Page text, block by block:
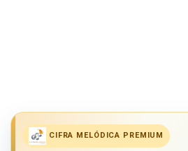
CIFRA MELÓDICA PREMIUM